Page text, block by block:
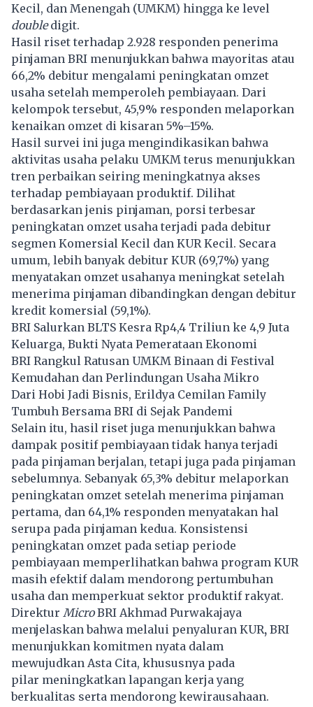
Kecil, dan Menengah (UMKM) hingga ke level
doubledigit.
Hasil riset terhadap 2.928 responden penerima
pinjaman BRI menunjukkan bahwa mayoritas atau
66,2% debitur mengalami peningkatan omzet
usaha setelah memperoleh pembiayaan. Dari
kelompok tersebut, 45,9% responden melaporkan
kenaikan omzet di kisaran 5%–15%.
Hasil survei ini juga mengindikasikan bahwa
aktivitas usaha pelaku UMKM terus menunjukkan
tren perbaikan seiring meningkatnya akses
terhadap pembiayaan produktif. Dilihat
berdasarkan jenis pinjaman, porsi terbesar
peningkatan omzet usaha terjadi pada debitur
segmen Komersial Kecil dan KUR Kecil. Secara
umum, lebih banyak debitur KUR (69,7%) yang
menyatakan omzet usahanya meningkat setelah
menerima pinjaman dibandingkan dengan debitur
kredit komersial (59,1%).
BRI Salurkan BLTS Kesra Rp4,4 Triliun ke 4,9 Juta
Keluarga, Bukti Nyata Pemerataan Ekonomi
BRI Rangkul Ratusan UMKM Binaan di Festival
Kemudahan dan Perlindungan Usaha Mikro
Dari Hobi Jadi Bisnis, Erildya Cemilan Family
Tumbuh Bersama BRI di Sejak Pandemi
Selain itu, hasil riset juga menunjukkan bahwa
dampak positif pembiayaan tidak hanya terjadi
pada pinjaman berjalan, tetapi juga pada pinjaman
sebelumnya. Sebanyak 65,3% debitur melaporkan
peningkatan omzet setelah menerima pinjaman
pertama, dan 64,1% responden menyatakan hal
serupa pada pinjaman kedua. Konsistensi
peningkatan omzet pada setiap periode
pembiayaan memperlihatkan bahwa program KUR
masih efektif dalam mendorong pertumbuhan
usaha dan memperkuat sektor produktif rakyat.
Direktur MicroBRI Akhmad Purwakajaya
menjelaskan bahwa melalui penyaluran KUR, BRI
menunjukkan komitmen nyata dalam
mewujudkan Asta Cita, khususnya pada
pilar meningkatkan lapangan kerja yang
berkualitas serta mendorong kewirausahaan.